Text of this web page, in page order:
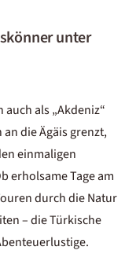
unter
als „Akdeniz“
die Ägäis grenzt,
einmaligen
erholsame Tage am
durch die Natur
– die Türkische